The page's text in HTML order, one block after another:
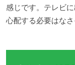
感じです。テレビ
心配する必要はなさ